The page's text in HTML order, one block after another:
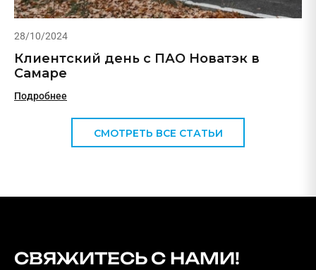
28/10/2024
Клиентский день с ПАО Новатэк в
Самаре
Подробнее
СМОТРЕТЬ ВСЕ СТАТЬИ
СВЯЖИТЕСЬ С НАМИ!